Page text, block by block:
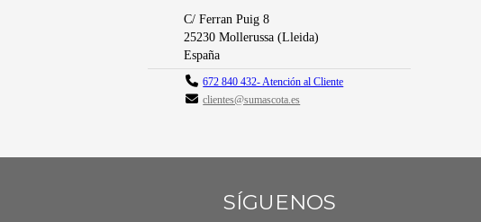
C/ Ferran Puig 8
25230 Mollerussa(Lleida)
España
672 840 432- Atención al Cliente
clientes@sumascota.es
SÍGUENOS